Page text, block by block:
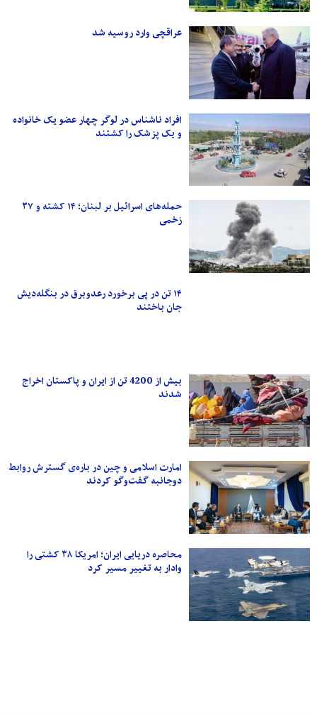
عراقچی وارد روسیه شد
افراد ناشناس در لوگر چهار عضو یک خانواده
و یک پزشک را کشتند
حمله‌های اسرائیل بر لبنان؛ ۱۴ کشته و ۳۷
زخمی
۱۴ تن در پی برخورد رعدوبرق در بنگله‌دیش
جان باختند
بیش از 4200 تن از ایران و پاکستان اخراج
شدند
امارت اسلامی و چین در باره‌ی گسترش روابط
دوجانبه گفت‌وگو کردند
محاصره دریایی ایران؛ امریکا ۳۸ کشتی را
وادار به تغییر مسیر کرد